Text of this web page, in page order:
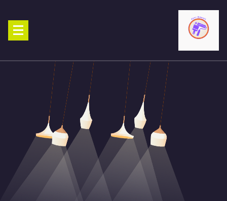
content
شاطر ورخيص تنفيذ احدث الديكورات الاحترافية اتصل الان